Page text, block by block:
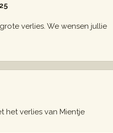
verlies. We wensen jullie
het verlies van Mientje